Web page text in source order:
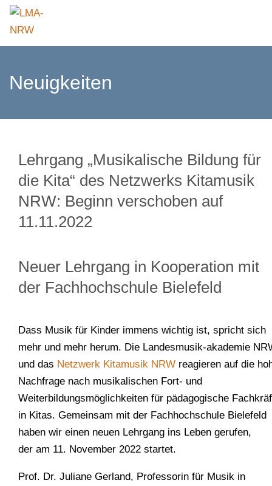
Neuigkeiten
Lehrgang „Musikalische Bildung für
die Kita“ des Netzwerks Kitamusik
NRW: Beginn verschoben auf
11.11.2022
Neuer Lehrgang in Kooperation mit
der Fachhochschule Bielefeld
Dass Musik für Kinder immens wichtig ist, spricht sich
mehr und mehr herum. Die Landesmusik-akademie
und das Netzwerk Kitamusik NRW reagieren auf die
Nachfrage nach musikalischen Fort- und
Weiterbildungsmöglichkeiten für pädagogische
in Kitas. Gemeinsam mit der Fachhochschule Bielefeld
haben wir einen neuen Lehrgang ins Leben gerufen,
der am 11. November 2022 startet.
Prof. Dr. Juliane Gerland, Professorin für Musik in